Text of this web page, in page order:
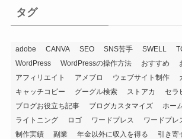
タグ
adobe CANVA SEO SNS苦手 SWELL
WordPress
WordPressの操作方法 おすすめ
アフィリエイト
アメブロ ウェブサイト制作
キャッチコピー
グーグル検索 ストアカ
セラ
ブログお役立ち記事
ブログカスタマイズ ホー
ライトニング
ロゴ ワードプレス
ワードプレ
制作実績
副業 年金以外に収入を得る
引き寄